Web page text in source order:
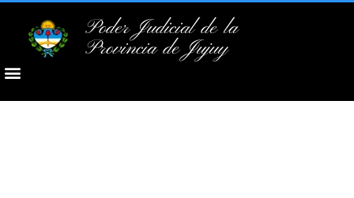
Poder Judicial de la
Provincia de Jujuy